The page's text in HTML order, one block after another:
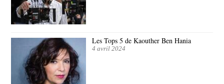
Les Tops 5 de Kaouther Ben Hania
4 avril 2024